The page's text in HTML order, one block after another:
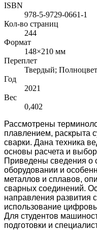
ISBN
978-5-9729-0661-1
Кол-во страниц
244
Формат
148×210 мм
Переплет
Твердый; Полноцвет
Год
2021
Вес
0,402
Рассмотрены
плавлением, раскрыта
сварки. Дана техника
основы расчета и
Приведены сведения о
оборудовании и
металлов и сплавов,
сварных соединений.
направления развития
использование
Для студентов
подготовки и